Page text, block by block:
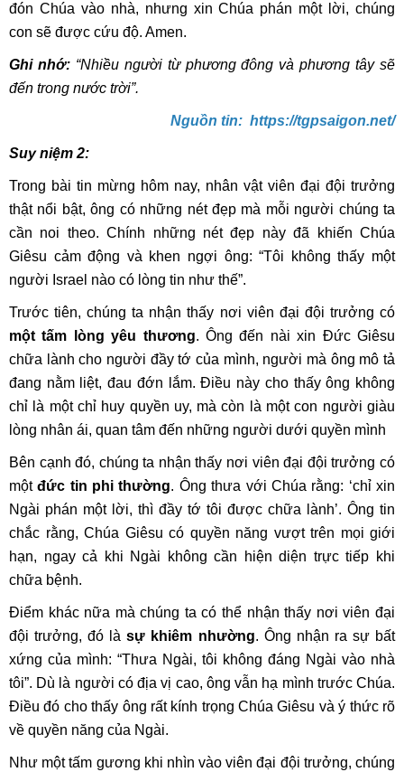
đón Chúa vào nhà, nhưng xin Chúa phán một lời, chúng
con sẽ được cứu độ. Amen.
Ghi nhớ:“Nhiều người từ phương đông và phương tây sẽ
đến trong nước trời”.
Nguồn tin: https://tgpsaigon.net/
Suy niệm 2:
Trong bài tin mừng hôm nay, nhân vật viên đại đội trưởng
thật nổi bật, ông có những nét đẹp mà mỗi người chúng ta
cần noi theo. Chính những nét đẹp này đã khiến Chúa
Giêsu cảm động và khen ngợi ông: “Tôi không thấy một
người Israel nào có lòng tin như thế”.
Trước tiên, chúng ta nhận thấy nơi viên đại đội trưởng có
một tấm lòng yêu thương. Ông đến nài xin Đức Giêsu
chữa lành cho người đầy tớ của mình, người mà ông mô tả
đang nằm liệt, đau đớn lắm. Điều này cho thấy ông không
chỉ là một chỉ huy quyền uy, mà còn là một con người giàu
lòng nhân ái, quan tâm đến những người dưới quyền mình
Bên cạnh đó, chúng ta nhận thấy nơi viên đại đội trưởng có
mộtđức tin phi thường. Ông thưa với Chúa rằng: ‘chỉ xin
Ngài phán một lời, thì đầy tớ tôi được chữa lành’. Ông tin
chắc rằng, Chúa Giêsu có quyền năng vượt trên mọi giới
hạn, ngay cả khi Ngài không cần hiện diện trực tiếp khi
chữa bệnh.
Điểm khác nữa mà chúng ta có thể nhận thấy nơi viên đại
đội trưởng, đó làsự khiêm nhường. Ông nhận ra sự bất
xứng của mình: “Thưa Ngài, tôi không đáng Ngài vào nhà
tôi”. Dù là người có địa vị cao, ông vẫn hạ mình trước Chúa.
Điều đó cho thấy ông rất kính trọng Chúa Giêsu và ý thức rõ
về quyền năng của Ngài.
Như một tấm gương khi nhìn vào viên đại đội trưởng, chúng